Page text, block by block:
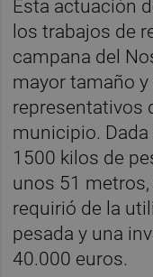
Esta actuación
los trabajos de
campana del
mayor tamaño
representativos
municipio.
1500 kilos de
unos 51
requirió de la
pesada y una
40.000 euros.